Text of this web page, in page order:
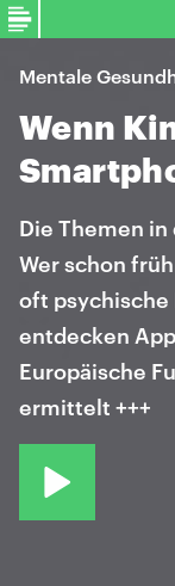
Mentale
Wenn
Die Themen in
Wer schon
oft psychische
entdecken
Europäische
ermittelt +++